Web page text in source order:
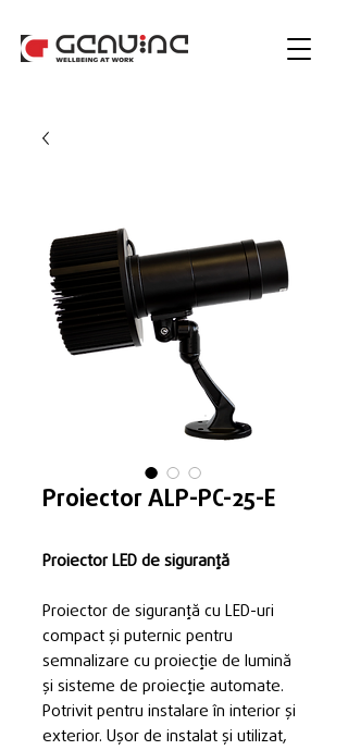
Proiector ALP-PC-25-E
Proiector LED de siguranță
Proiector de siguranță cu LED-uri
compact și puternic pentru
semnalizare cu proiecție de lumină
și sisteme de proiecție automate.
Potrivit pentru instalare în interior și
exterior. Ușor de instalat și utilizat,